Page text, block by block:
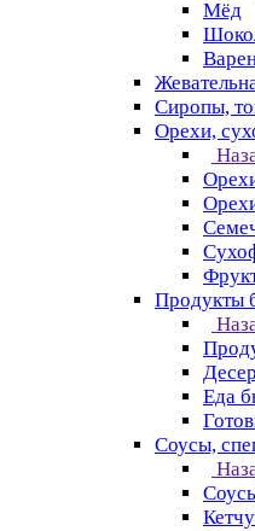
Мёд
Сиропы,
Орехи,
Продукты
Еда
Соусы,